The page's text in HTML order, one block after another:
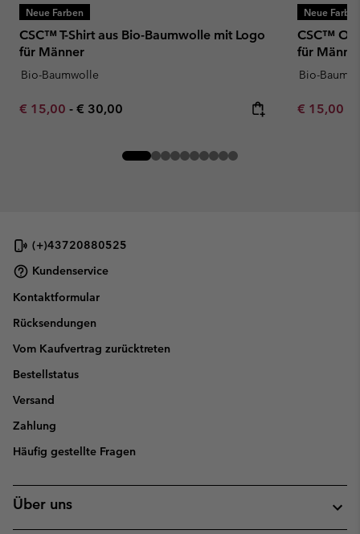
Neue Farben
CSC™ T-Shirt aus Bio-Baumwolle mit Logo
für Männer
Bio-Baumwolle
Minimum sale price:
€ 15,00 - Maximum price:
€ 30,00
Neue
CSC™
für
Bio-
Minimum
€ 15,00
(+)43720880525
Kundenservice
Kontaktformular
Rücksendungen
Vom Kaufvertrag zurücktreten
Bestellstatus
Versand
Zahlung
Häufig gestellte Fragen
Über uns